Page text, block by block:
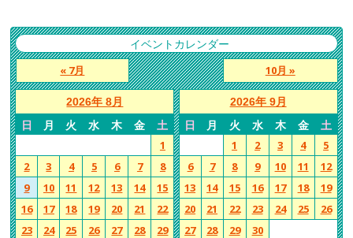
イベントカレンダー
« 7月 10月 »
2026年 8月
日
月 火 水 木 金 土
1
2
3 4 5 6 7
8
9
10 11 12 13 14
15
16
17 18 19 20 21
22
23
24 25 26 27 28 29
2026年 9月
日
月 火 水 木 金 土
1 2 3 4
5
6
7 8 9 10 11
12
13
14 15 16 17 18
19
20
21 22 23 24 25
26
27
28 29 30